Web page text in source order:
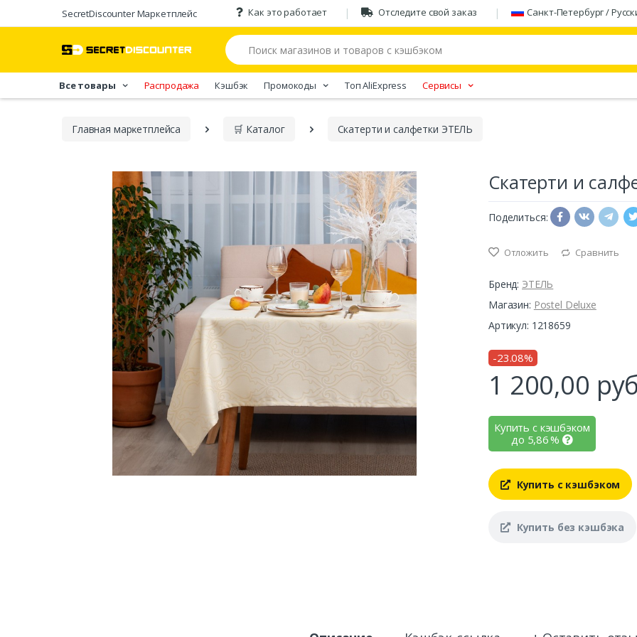
SecretDiscounter Маркетплейс Как это работает Отследите свой заказ Санкт-Петербург /
Все товары Распродажа Кэшбэк Промокоды Tоп AliExpress Сервисы
Главная марĸетплейса 🛒 Каталог Скатерти и салфетки ЭТЕЛЬ
Скатерти и
Поделиться:
Отложить Сравнить
Бренд: ЭТЕЛЬ
Магазин: Postel Deluxe
Артикул: 1218659
-23.08%
1 200,00
Купить с кэшбэком
до 5,86%
Купить с кэшбэком
Купить без кэшбэка